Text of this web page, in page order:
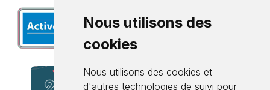
Nous utilisons des
cookies
Nous utilisons des cookies et
d'autres technologies de suivi pour